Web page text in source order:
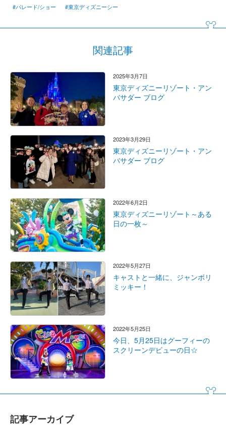
#パレード/ショー #東京ディズニーシー
関連記事
2025年3月7日
東京ディズニーリゾート・アン
バサダー ブログ
2023年3月29日
東京ディズニーリゾート・アン
バサダー ブログ
2022年6月2日
東京ディズニーリゾート～ある
日の一枚～
2022年5月27日
キャストと一緒に、ジャンボリ
ミッキー！
2022年5月25日
今日、5月25日はグーフィーの
スクリーンデビューの日☆
記事アーカイブ